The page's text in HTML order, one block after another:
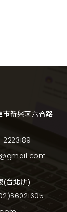
新興區六合路
(台北所)